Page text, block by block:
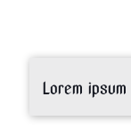
Lorem